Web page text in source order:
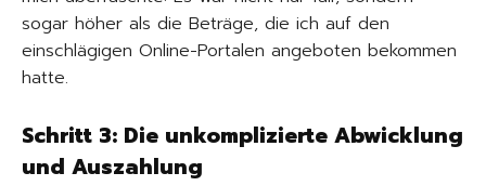
sogar höher als die Beträge, die ich auf den
einschlägigen Online-Portalen angeboten bekommen
hatte.
Schritt 3: Die unkomplizierte Abwicklung
und Auszahlung